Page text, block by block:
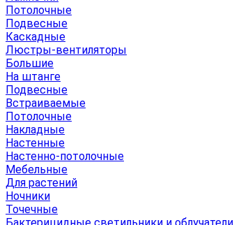
Потолочные
Подвесные
Каскадные
Люстры-вентиляторы
Большие
На штанге
Подвесные
Встраиваемые
Потолочные
Накладные
Настенные
Настенно-потолочные
Мебельные
Для растений
Ночники
Точечные